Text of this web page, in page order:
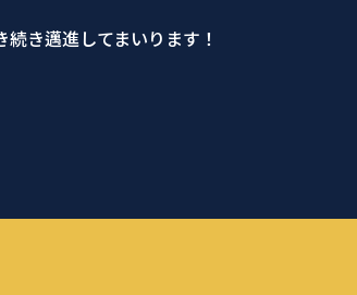
き邁進してまいります！